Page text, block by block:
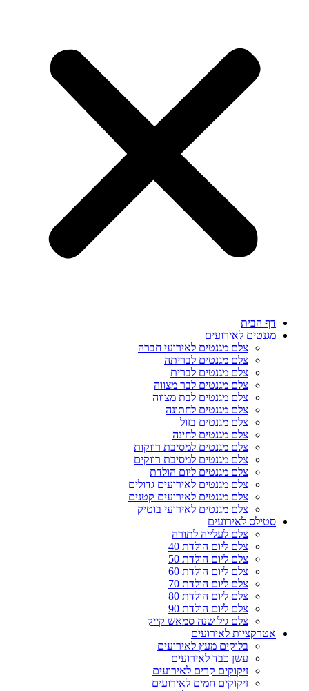
דף הבית
מגנטים לאירועים
צלם מגנטים לאירועי חברה
צלם מגנטים לבריתה
צלם מגנטים לברית
צלם מגנטים לבר מצווה
צלם מגנטים לבת מצווה
צלם מגנטים לחתונה
צלם מגנטים בזול
צלם מגנטים לחינה
צלם מגנטים למסיבת רווקות
צלם מגנטים למסיבת רווקים
צלם מגנטים ליום הולדת
צלם מגנטים לאירועים גדולים
צלם מגנטים לאירועים קטנים
צלם מגנטים לאירועי בוטיק
סטילס לאירועים
צלם לעלייה לתורה
צלם ליום הולדת 40
צלם ליום הולדת 50
צלם ליום הולדת 60
צלם ליום הולדת 70
צלם ליום הולדת 80
צלם ליום הולדת 90
צלם גיל שנה סמאש קייק
אטרקציות לאירועים
בלוקים מעץ לאירועים
עשן כבד לאירועים
זיקוקים קרים לאירועים
זיקוקים חמים לאירועים